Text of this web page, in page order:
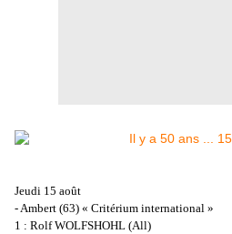
Jeudi 15 août
- Ambert (63) « Critérium international »
1 : Rolf WOLFSHOHL (All)